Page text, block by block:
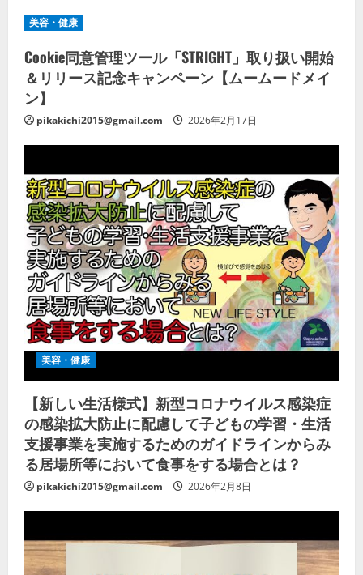
美容・健康
Cookie同意管理ツール「STRIGHT」取り扱い開始
＆リリース記念キャンペーン【ムームードメイ
ン】
pikakichi2015@gmail.com 2026年2月17日
美容・健康
【新しい生活様式】新型コロナウイルス感染症
の感染拡大防止に配慮して子どもの学習・生活
支援事業を実施するためのガイドラインからみ
る居場所等において食事をする場合とは？
pikakichi2015@gmail.com 2026年2月8日